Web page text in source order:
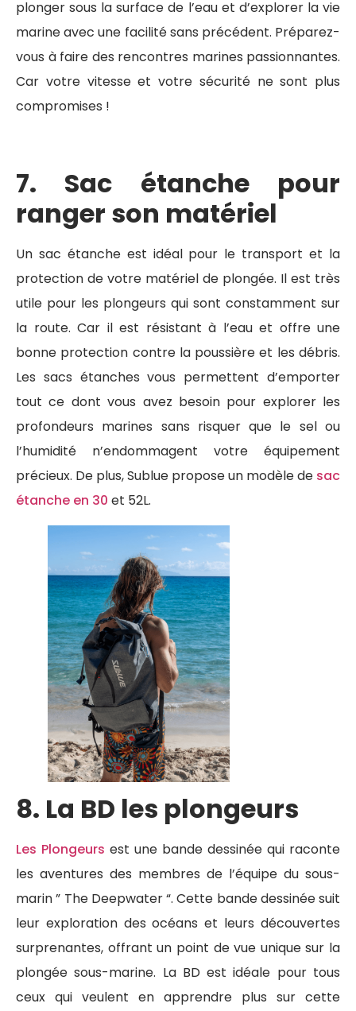
plonger sous la surface de l’eau et d’explorer la vie
marine avec une facilité sans précédent. Préparez-
vous à faire des rencontres marines passionnantes.
Car votre vitesse et votre sécurité ne sont plus
compromises !
7. Sac étanche pour
ranger son matériel
Un sac étanche est idéal pour le transport et la
protection de votre matériel de plongée. Il est très
utile pour les plongeurs qui sont constamment sur
la route. Car il est résistant à l’eau et offre une
bonne protection contre la poussière et les débris.
Les sacs étanches vous permettent d’emporter
tout ce dont vous avez besoin pour explorer les
profondeurs marines sans risquer que le sel ou
l’humidité n’endommagent votre équipement
précieux. De plus, Sublue propose un modèle de sac
étanche en 30 et 52L.
8. La BD les plongeurs
Les Plongeurs est une bande dessinée qui raconte
les aventures des membres de l’équipe du sous-
marin ” The Deepwater “. Cette bande dessinée suit
leur exploration des océans et leurs découvertes
surprenantes, offrant un point de vue unique sur la
plongée sous-marine. La BD est idéale pour tous
ceux qui veulent en apprendre plus sur cette